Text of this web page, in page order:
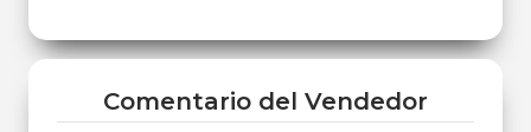
Comentario del Vendedor